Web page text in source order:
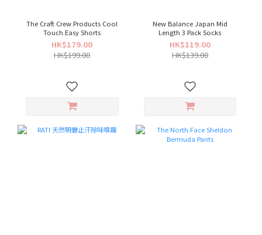
The Craft Crew Products Cool
Touch Easy Shorts
HK$179.00
HK$199.00
New Balance Japan Mid
Length 3 Pack Socks
HK$119.00
HK$139.00